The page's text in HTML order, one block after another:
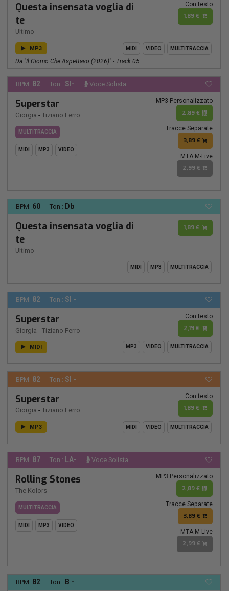
Questa insensata voglia di
te
Ultimo
Con testo
1,89 €
MP3 MIDI VIDEO MULTITRACCIA
Da "Il Giorno Che Aspettavo (2026)" - Track 05
BPM: 82 Ton.: SI- Voce Solista
Superstar
Giorgia - Tiziano Ferro
MULTITRACCIA
MIDI MP3 VIDEO
MP3 Personalizzato
2,89 €
Tracce Separate
3,89 €
MTA M-Live
2,99 €
BPM: 60 Ton.: Db
Questa insensata voglia di
te
Ultimo
1,89 €
MIDI MP3 MULTITRACCIA
BPM: 82 Ton.: SI -
Superstar
Giorgia - Tiziano Ferro
Con testo
2,19 €
MIDI MP3 VIDEO MULTITRACCIA
BPM: 82 Ton.: SI -
Superstar
Giorgia - Tiziano Ferro
Con testo
1,89 €
MP3 MIDI VIDEO MULTITRACCIA
BPM: 87 Ton.: LA- Voce Solista
Rolling Stones
The Kolors
MULTITRACCIA
MIDI MP3 VIDEO
MP3 Personalizzato
2,89 €
Tracce Separate
3,89 €
MTA M-Live
2,99 €
BPM: 82 Ton.: B -